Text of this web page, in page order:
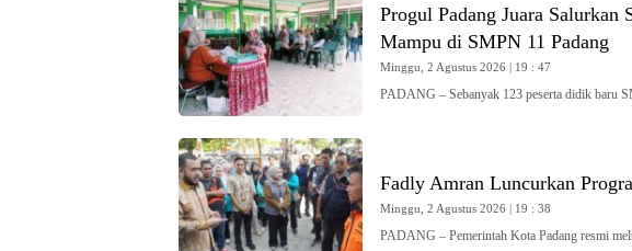
Progul Padang Juara Salurkan
Mampu di SMPN 11 Padang
Minggu, 2 Agustus 2026 | 19 : 47
PADANG – Sebanyak 123 peserta didik baru
Fadly Amran Luncurkan
Minggu, 2 Agustus 2026 | 19 : 38
PADANG – Pemerintah Kota Padang resmi